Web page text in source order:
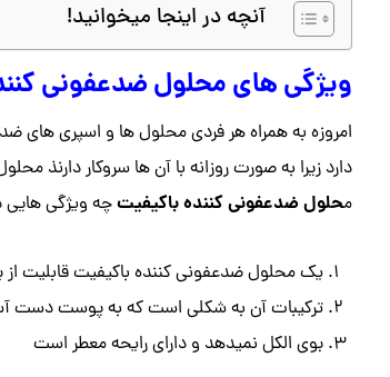
آنچه در اینجا میخوانید!
ویژگی های محلول ضدعفونی
امروزه به همراه هر فردی محلول ها و اسپری های
دارد زیرا به صورت روزانه با آن ها سروکار دارنذ
محلول ضدعفونی کننده باکیفیتچه ویژگی هایی
یک محلول ضدعفونی کننده باکیفیت قابلیت از
ترکیبات آن به شکلی است که به پوست دست
بوی الکل نمیدهد و دارای رایحه معطر است